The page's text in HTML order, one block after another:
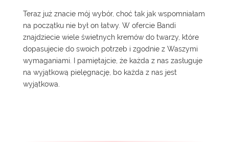
Teraz już znacie mój wybór, choć tak jak wspomniałam
na początku nie był on łatwy. W ofercie Bandi
znajdziecie wiele świetnych kremów do twarzy, które
dopasujecie do swoich potrzeb i zgodnie z Waszymi
wymaganiami. I pamiętajcie, że każda z nas zasługuje
na wyjątkową pielęgnację, bo każda z nas jest
wyjątkowa.